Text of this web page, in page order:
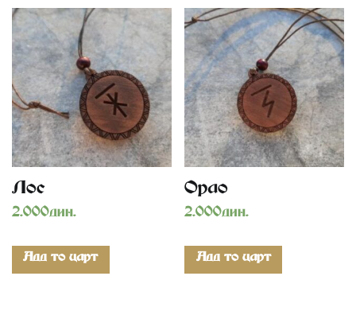
Los
2.000дин.
Add to cart
Orao
2.000дин.
Add to cart